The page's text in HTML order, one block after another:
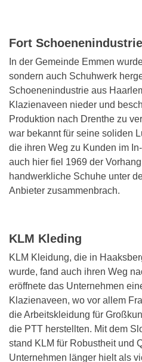
Fort Schoenenindustrie
In der Gemeinde Emmen
sondern auch Schuhwerk
Schoenenindustrie aus
Klazienaveen nieder und
Produktion nach Drenthe zu
war bekannt für seine soliden
die ihren Weg zu Kunden im
auch hier fiel 1969 der
handwerkliche Schuhe unter
Anbieter zusammenbrach.
KLM Kleding
KLM Kleidung, die in
wurde, fand auch ihren Weg
eröffnete das Unternehmen
Klazienaveen, wo vor allem
die Arbeitskleidung für
die PTT herstellten. Mit dem
stand KLM für Robustheit und
Unternehmen länger hielt als